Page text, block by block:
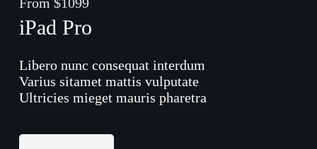
iPad Pro
Libero nunc consequat interdum
Varius sitamet mattis vulputate
Ultricies mieget mauris pharetra